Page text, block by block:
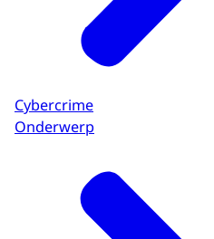
Cybercrime
Onderwerp